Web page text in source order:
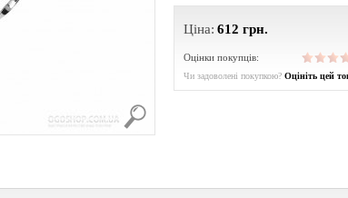
Ціна: 612 грн.
Оцінки покупців:
Чи задоволені покупкою? Оцініть цей